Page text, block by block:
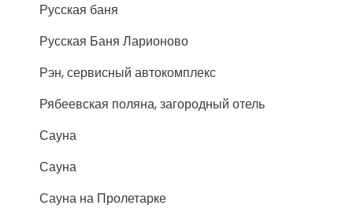
Русская баня
Русская Баня Ларионово
Рэн, сервисный автокомплекс
Рябеевская поляна, загородный отель
Сауна
Сауна
Сауна на Пролетарке